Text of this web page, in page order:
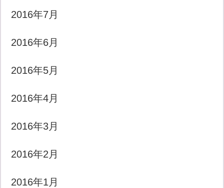
2016年7月
2016年6月
2016年5月
2016年4月
2016年3月
2016年2月
2016年1月